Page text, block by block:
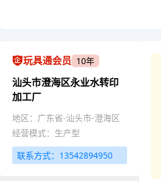
玩具通会员 10年
汕头市澄海区永业水转印
加工厂
地区：广东省-汕头市-澄海区
经营模式：生产型
联系方式：13542894950